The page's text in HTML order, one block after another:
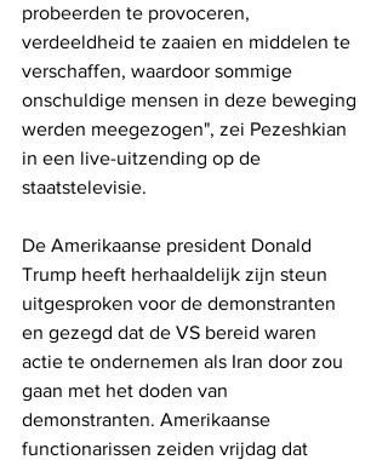
probeerden te provoceren,
verdeeldheid te zaaien en middelen te
verschaffen, waardoor sommige
onschuldige mensen in deze beweging
werden meegezogen", zei Pezeshkian
in een live-uitzending op de
staatstelevisie.
De Amerikaanse president Donald
Trump heeft herhaaldelijk zijn steun
uitgesproken voor de demonstranten
en gezegd dat de VS bereid waren
actie te ondernemen als Iran door zou
gaan met het doden van
demonstranten. Amerikaanse
functionarissen zeiden vrijdag dat